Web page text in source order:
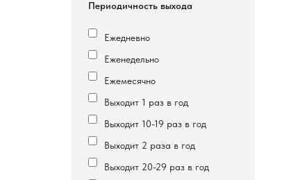
Периодичность выхода
Ежедневно
Еженедельно
Ежемесячно
Выходит 1 раз в год
Выходит 10-19 раз в год
Выходит 2 раза в год
Выходит 20-29 раз в год